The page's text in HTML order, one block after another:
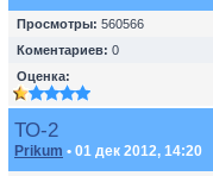
Просмотры: 560566
Коментариев: 0
Оценка:
ТО-2
Prikum • 01 дек 2012, 14:20